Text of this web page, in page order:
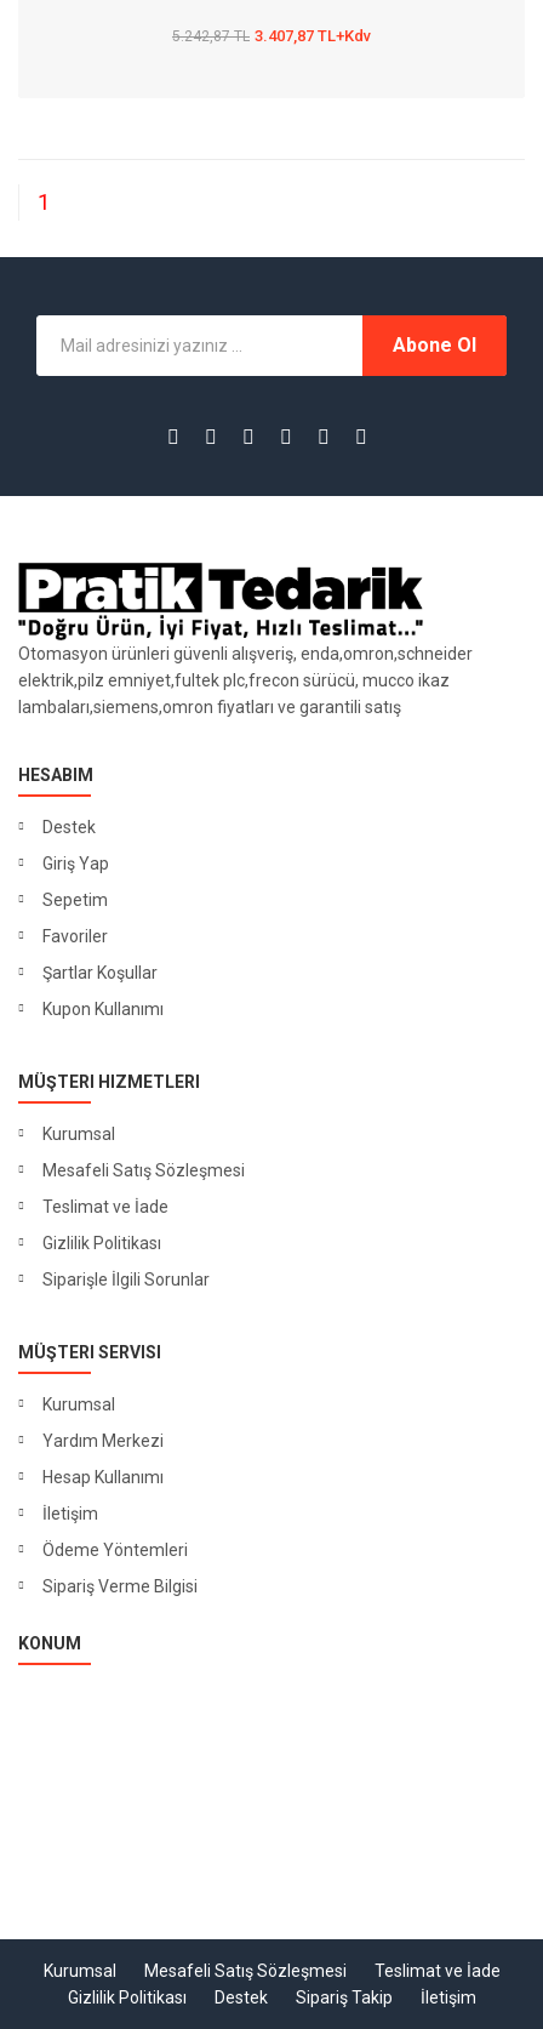
5.242,87 TL 3.407,87 TL+Kdv
1
Abone Ol
Otomasyon ürünleri güvenli alışveriş, enda,omron,schneider
elektrik,pilz emniyet,fultek plc,frecon sürücü, mucco ikaz
lambaları,siemens,omron fiyatları ve garantili satış
HESABIM
Destek
Giriş Yap
Sepetim
Favoriler
Şartlar Koşullar
Kupon Kullanımı
MÜŞTERI HIZMETLERI
Kurumsal
Mesafeli Satış Sözleşmesi
Teslimat ve İade
Gizlilik Politikası
Siparişle İlgili Sorunlar
MÜŞTERI SERVISI
Kurumsal
Yardım Merkezi
Hesap Kullanımı
İletişim
Ödeme Yöntemleri
Sipariş Verme Bilgisi
KONUM
Kurumsal Mesafeli Satış Sözleşmesi
Teslimat ve İade
Gizlilik Politikası
Destek Sipariş Takip İletişim